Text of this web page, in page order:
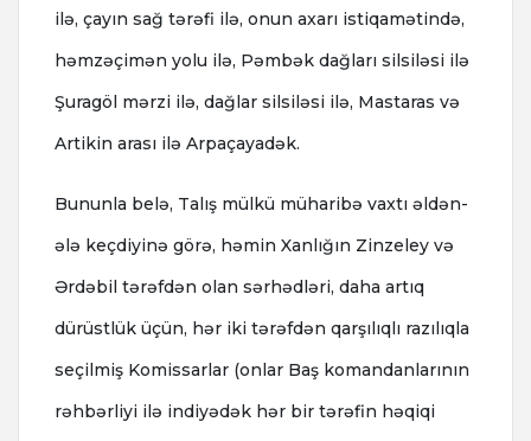
ilə, çayın sağ tərəfi ilə, onun axarı istiqamətində,
həmzəçimən yolu ilə, Pəmbək dağları silsiləsi ilə
Şuragöl mərzi ilə, dağlar silsiləsi ilə, Mastaras və
Artikin arası ilə Arpaçayadək.
Bununla belə, Talış mülkü müharibə vaxtı əldən-
ələ keçdiyinə görə, həmin Xanlığın Zinzeley və
Ərdəbil tərəfdən olan sərhədləri, daha artıq
dürüstlük üçün, hər iki tərəfdən qarşılıqlı razılıqla
seçilmiş Komissarlar (onlar Baş komandanlarının
rəhbərliyi ilə indiyədək hər bir tərəfin həqiqi